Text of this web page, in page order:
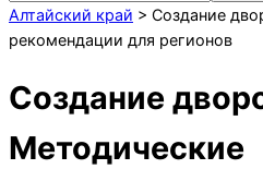
Алтайский край > Создание
рекомендации для регионов
Создание
Методические